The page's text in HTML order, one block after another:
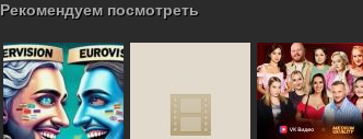
Рекомендуем посмотреть